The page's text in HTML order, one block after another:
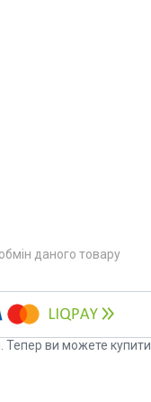
даного товару
Тепер ви можете купити